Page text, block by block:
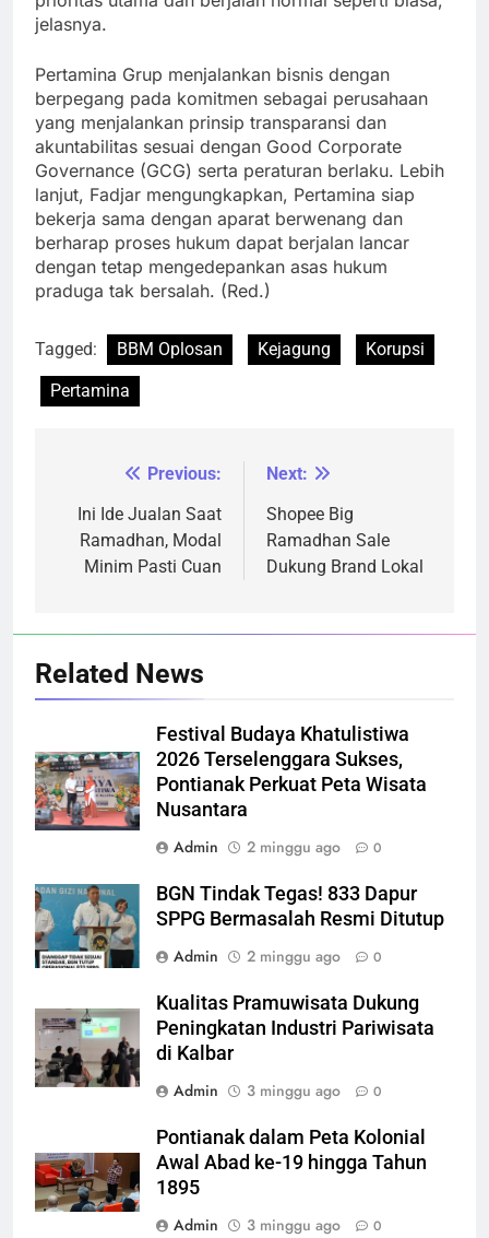
jelasnya.
Pertamina Grup menjalankan bisnis dengan
berpegang pada komitmen sebagai perusahaan
yang menjalankan prinsip transparansi dan
akuntabilitas sesuai dengan Good Corporate
Governance (GCG) serta peraturan berlaku. Lebih
lanjut, Fadjar mengungkapkan, Pertamina siap
bekerja sama dengan aparat berwenang dan
berharap proses hukum dapat berjalan lancar
dengan tetap mengedepankan asas hukum
praduga tak bersalah. (Red.)
Tagged: BBM Oplosan Kejagung
Korupsi
Pertamina
Navigasi
pos
Previous:
Ini Ide Jualan Saat
Ramadhan, Modal
Minim Pasti Cuan
Next:
Shopee Big
Ramadhan Sale
Dukung Brand Lokal
Related News
Festival Budaya Khatulistiwa
2026 Terselenggara Sukses,
Pontianak Perkuat Peta Wisata
Nusantara
Admin
2 minggu ago 0
BGN Tindak Tegas! 833 Dapur
SPPG Bermasalah Resmi Ditutup
Admin
2 minggu ago 0
Kualitas Pramuwisata Dukung
Peningkatan Industri Pariwisata
di Kalbar
Admin
3 minggu ago 0
Pontianak dalam Peta Kolonial
Awal Abad ke-19 hingga Tahun
1895
Admin
3 minggu ago 0